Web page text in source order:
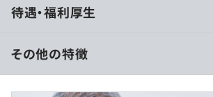
す。
待遇・福利厚生
◼︎月給：318,000円～440,000円
その他の特徴